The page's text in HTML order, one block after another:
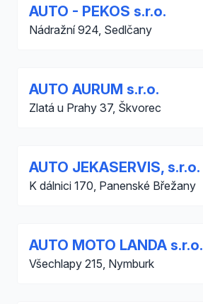
AUTO - PEKOS s.r.o.
Nádražní 924, Sedlčany
AUTO AURUM s.r.o.
Zlatá u Prahy 37, Škvorec
AUTO JEKASERVIS, s.r.o.
K dálnici 170, Panenské Břežany
AUTO MOTO LANDA s.r.o.
Všechlapy 215, Nymburk